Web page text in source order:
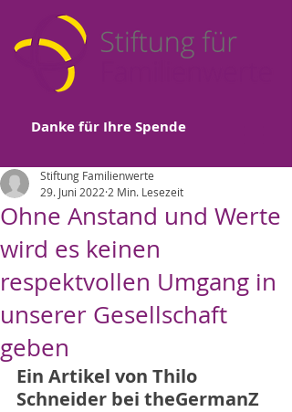
Danke für Ihre Spende
Ohne Anstand und Werte
wird es keinen
respektvollen Umgang in
unserer Gesellschaft
geben
Stiftung Familienwerte
29. Juni 2022 2 Min. Lesezeit
Ein Artikel von Thilo
Schneider bei theGermanZ